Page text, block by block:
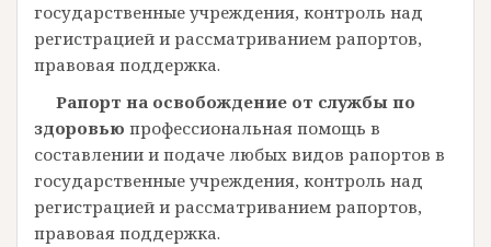
государственные учреждения, контроль над
регистрацией и рассматриванием рапортов,
правовая поддержка.
Рапорт на освобождение от службы по
здоровью профессиональная помощь в
составлении и подаче любых видов рапортов в
государственные учреждения, контроль над
регистрацией и рассматриванием рапортов,
правовая поддержка.